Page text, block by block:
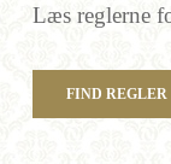
Læs reglerne
FIND REGLER